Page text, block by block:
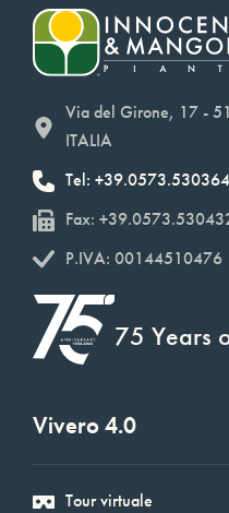
Via del Girone, 17 -
ITALIA
Tel: +39.0573.530364
Fax:
P.IVA: 00144510476
75 Years
Vivero 4.0
Tour virtuale